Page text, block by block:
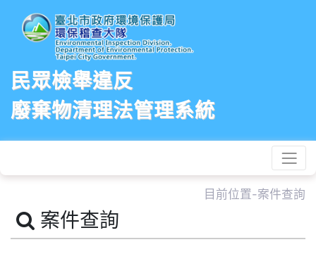
民眾檢舉違反
廢棄物清理法管理系統
目前位置-案件查詢
案件查詢